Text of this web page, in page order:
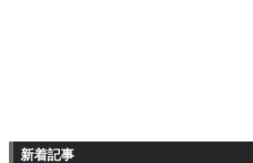
新着記事